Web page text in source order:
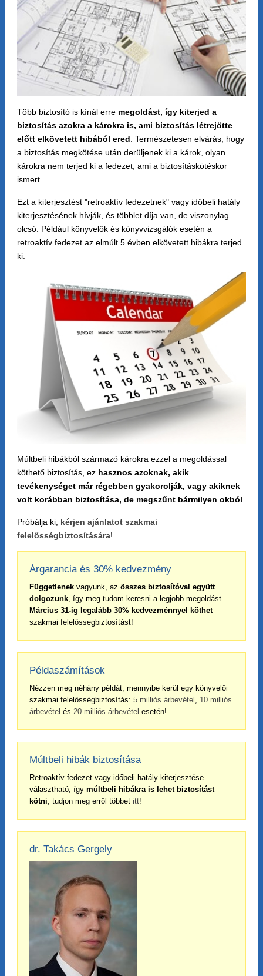
Több biztosító is kínál erre megoldást, így kiterjed a
biztosítás azokra a károkra is, ami biztosítás létrejötte
előtt elkövetett hibából ered . Természetesen elvárás, hogy
a biztosítás megkötése után derüljenek ki a károk, olyan
károkra nem terjed ki a fedezet, ami a biztosításkötéskor
ismert.
Ezt a kiterjesztést "retroaktív fedezetnek" vagy időbeli hatály
kiterjesztésének hívják, és többlet díja van, de viszonylag
olcsó. Például könyvelők és könyvvizsgálók esetén a
retroaktív fedezet az elmúlt 5 évben elkövetett hibákra terjed
ki.
Múltbeli hibákból származó károkra ezzel a megoldással
köthető biztosítás, ez hasznos azoknak, akik
tevékenységet már régebben gyakorolják, vagy akiknek
volt korábban biztosítása, de megszűnt bármilyen okból.
Próbálja ki, kérjen ajánlatot szakmai
felelősségbiztosítására!
Árgarancia és 30% kedvezmény
Függetlenek vagyunk, az összes biztosítóval együtt
dolgozunk, így meg tudom keresni a legjobb megoldást.
Március 31-ig legalább 30% kedvezménnyel köthet
szakmai felelőssegbiztosítást!
Példaszámítások
Nézzen meg néhány példát, mennyibe kerül egy könyvelői
szakmai felelősségbiztosítás: 5 milliós árbevétel , 10 milliós
árbevétel és 20 milliós árbevétel esetén!
Múltbeli hibák biztosítása
Retroaktív fedezet vagy időbeli hatály kiterjesztése
választható, így múltbeli hibákra is lehet biztosítást
kötni, tudjon meg erről többet itt!
dr. Takács Gergely